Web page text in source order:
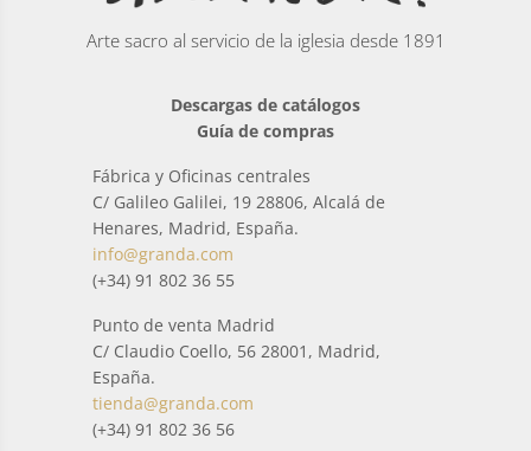
Arte sacro al servicio de la iglesia desde 1891
Descargas de catálogos
Guía de compras
Fábrica y Oficinas centrales
C/ Galileo Galilei, 19 28806, Alcalá de
Henares, Madrid, España.
info@granda.com
(+34) 91 802 36 55
Punto de venta Madrid
C/ Claudio Coello, 56 28001, Madrid,
España.
tienda@granda.com
(+34) 91 802 36 56